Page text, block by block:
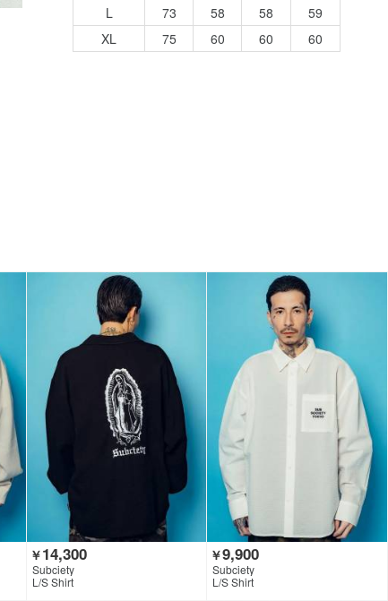
L
73 58 58
59
XL
75 60 60 60
￥14,300
Subciety
L/S Shirt
￥9,900
Subciety
L/S Shirt